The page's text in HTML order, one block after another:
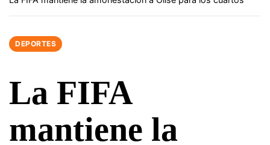
DEPORTES
La FIFA
mantiene la